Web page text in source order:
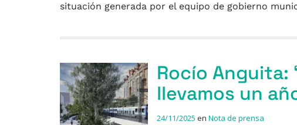
situación generada por el equipo de gobierno
Rocío Anguita:
llevamos un
24/11/2025 en Nota de prensa